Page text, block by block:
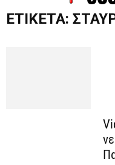
ΕΤΙΚΈΤΑ: